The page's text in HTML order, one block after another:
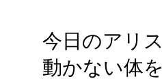
今日のアリス
動かない体